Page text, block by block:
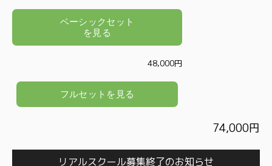
48,000円
74,000円
リアルスクール募集終了のお知らせ